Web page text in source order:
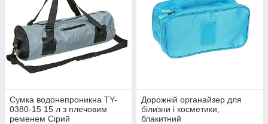
Сумка водонепроникна TY-
0380-15 15 л з плечовим
ременем Сірий
Дорожній органайзер для
білизни і косметики,
блакитний